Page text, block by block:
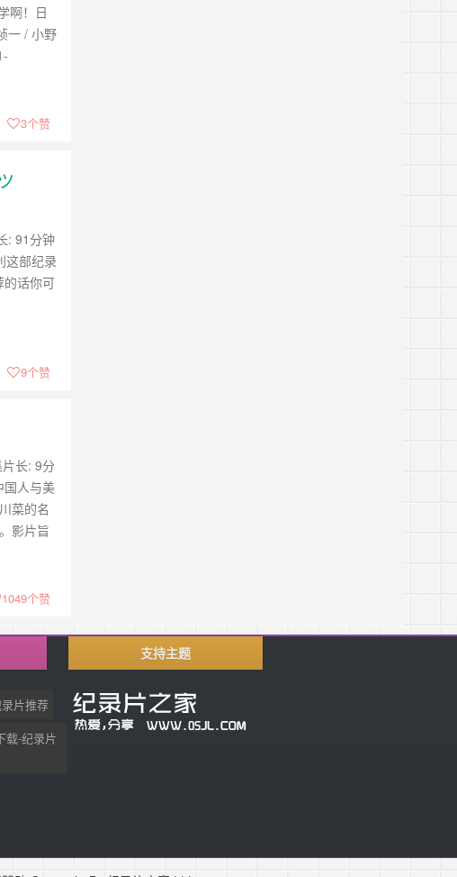
啊！日
一 / 小野
3个赞
: 91分钟
这部纪录
的话你可
9个赞
长: 9分
国人与美
菜的名
影片旨
1049个赞
片推荐
载-纪录片
支持主题